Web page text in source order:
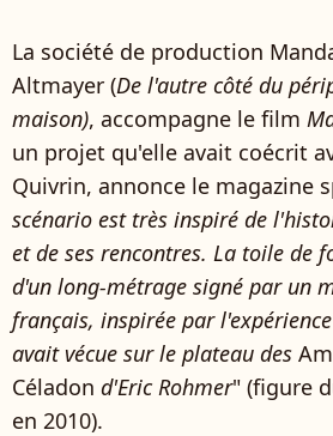
La société de production
Altmayer (De l'autre côté du
maison), accompagne le film
un projet qu'elle avait coécrit
Quivrin, annonce le magazine
scénario est très inspiré de
et de ses rencontres. La toile de
d'un long-métrage signé par un
français, inspirée par
avait vécue sur le plateau des
Céladon d'Eric Rohmer" (figure
en 2010).